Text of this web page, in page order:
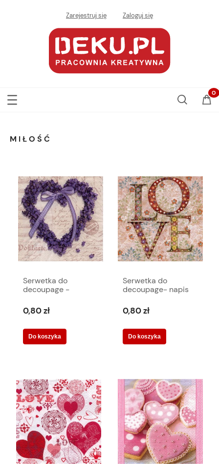
Zarejestruj się Zaloguj się
MIŁOŚĆ
Serwetka do
decoupage -
kokardką 5948
0,80 zł
Do koszyka
Serwetka do
decoupage- napis
0,80 zł
Do koszyka